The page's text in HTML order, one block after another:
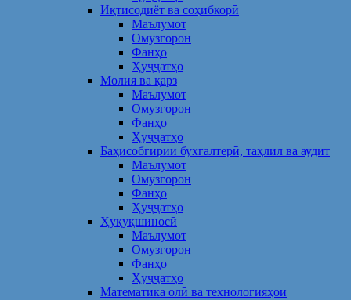
Иқтисодиёт ва соҳибкорӣ
Маълумот
Омузгорон
Фанҳо
Ҳуҷҷатҳо
Молия ва қарз
Маълумот
Омузгорон
Фанҳо
Ҳуҷҷатҳо
Баҳисобгирии бухгалтерӣ, таҳлил ва аудит
Маълумот
Омузгорон
Фанҳо
Ҳуҷҷатҳо
Ҳуқуқшиносӣ
Маълумот
Омузгорон
Фанҳо
Ҳуҷҷатҳо
Математика олӣ ва технологияҳои